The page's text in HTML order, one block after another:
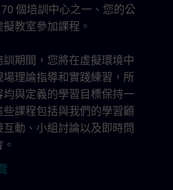
個培訓中心之一、您的公
擬教室參加課程。
訓期間，您將在虛擬環境中
場理論指導和實踐練習，所
均與定義的學習目標保持一
些課程包括與我們的學習顧
互動、小組討論以及即時問